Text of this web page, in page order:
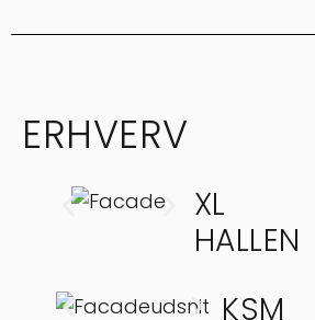
ERHVERV
XL
HALLEN
KSM